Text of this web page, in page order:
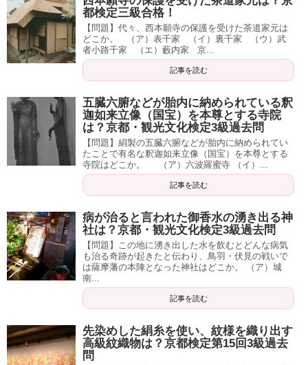
都検定三級合格！
【問題】代々、西本願寺の保護を受けた茶道家元は
どこか。 （ア）表千家 （イ）裏千家 （ウ）武
者小路千家 （エ）藪内家 京...
記事を読む
五臓六腑などが胎内に納められている釈
迦如来立像（国宝）を本尊とする寺院
は？京都・観光文化検定3級過去問
【問題】絹製の五臓六腑などが胎内に納められてい
たことで有名な釈迦如来立像（国宝）を本尊とする
寺院はどこか。 （ア）六波羅蜜寺 （イ）...
記事を読む
病が治ると言われた御香水の湧き出る神
社は？京都・観光文化検定3級過去問
【問題】この地に湧き出した水を飲むとどんな病気
も治る奇跡が起きたと伝わり、鳥羽・伏見の戦いで
は薩摩藩の本陣となった神社はどこか。 （ア）城
南...
記事を読む
先染めした絹糸を使い、紋様を織り出す
高級紋織物は？京都検定第15回3級過去
問